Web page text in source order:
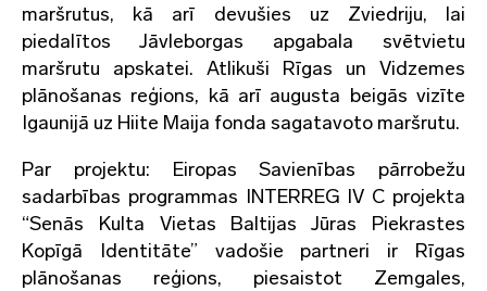
maršrutus, kā arī devušies uz Zviedriju, lai
piedalītos Jāvleborgas apgabala svētvietu
maršrutu apskatei. Atlikuši Rīgas un Vidzemes
plānošanas reģions, kā arī augusta beigās vizīte
Igaunijā uz Hiite Maija fonda sagatavoto maršrutu.
Par projektu: Eiropas Savienības pārrobežu
sadarbības programmas INTERREG IV C projekta
“Senās Kulta Vietas Baltijas Jūras Piekrastes
Kopīgā Identitāte” vadošie partneri ir Rīgas
plānošanas reģions, piesaistot Zemgales,